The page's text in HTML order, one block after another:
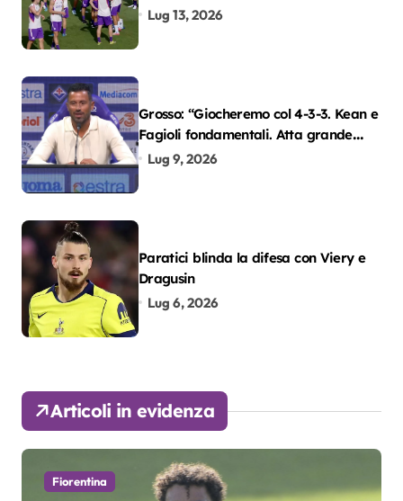
Lug 13, 2026
Grosso: “Giocheremo col 4-3-3. Kean e
Fagioli fondamentali. Atta grande
colpo”
Lug 9, 2026
Paratici blinda la difesa con Viery e
Dragusin
Lug 6, 2026
Articoli in evidenza
Fiorentina